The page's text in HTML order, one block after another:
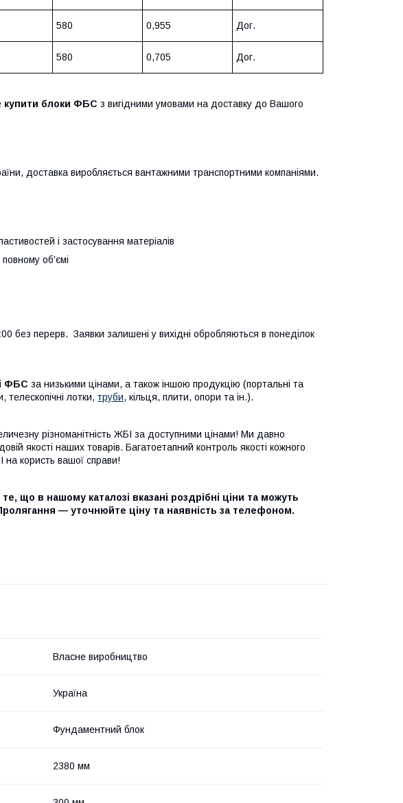
580 0,955 Дог.
580 0,705 Дог.
купити блоки ФБС з вигідними умовами на доставку до Вашого
доставка виробляється вантажними транспортними компаніями.
і застосування матеріалів
повному об'ємі
без перерв. Заявки залишені у вихідні обробляються в понеділок
ФБС за низькими цінами, а також іншою продукцію (портальні та
телескопічні лотки, труби, кільця, плити, опори та ін.).
різноманітність ЖБІ за доступними цінами! Ми давно
якості наших товарів. Багатоетапний контроль якості кожного
на користь вашої справи!
що в нашому каталозі вказані роздрібні ціни та можуть
— уточнюйте ціну та наявність за телефоном.
Власне виробництво
Україна
Фундаментний блок
2380 мм